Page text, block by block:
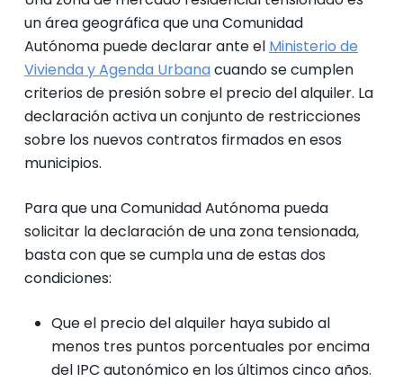
un área geográfica que una Comunidad
Autónoma puede declarar ante el Ministerio de
Vivienda y Agenda Urbanacuando se cumplen
criterios de presión sobre el precio del alquiler. La
declaración activa un conjunto de restricciones
sobre los nuevos contratos firmados en esos
municipios.
Para que una Comunidad Autónoma pueda
solicitar la declaración de una zona tensionada,
basta con que se cumpla una de estas dos
condiciones:
Que el precio del alquiler haya subido al
menos tres puntos porcentuales por encima
del IPC autonómico en los últimos cinco años.